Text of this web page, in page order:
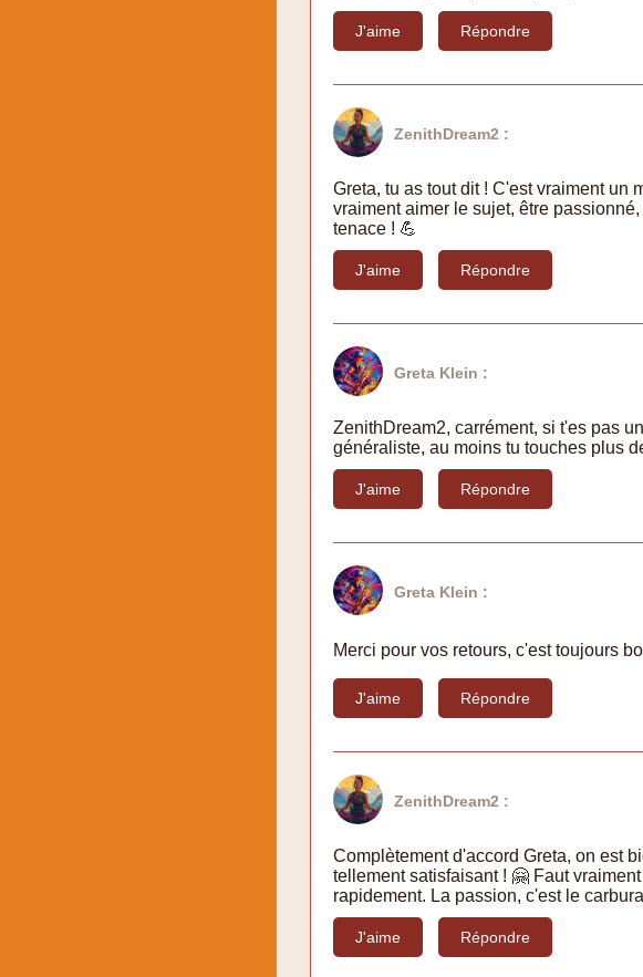
J'aime Répondre
ZenithDream2 :
Greta, tu as tout dit ! C'est vraiment un
vraiment aimer le sujet, être
tenace ! 💪
J'aime Répondre
Greta Klein :
ZenithDream2, carrément, si t'es pas
généraliste, au moins tu touches plus
J'aime Répondre
Greta Klein :
Merci pour vos retours, c'est toujours
J'aime Répondre
ZenithDream2 :
Complètement d'accord Greta, on est
tellement satisfaisant ! 🤗 Faut
rapidement. La passion, c'est le
J'aime Répondre